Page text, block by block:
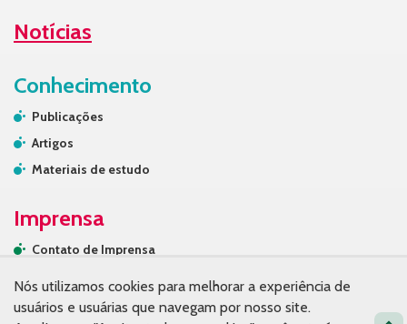
Notícias
Conhecimento
Publicações
Artigos
Materiais de estudo
Imprensa
Contato de Imprensa
Na mídia
Nós utilizamos cookies para melhorar a experiência de
usuários e usuárias que navegam por nosso site.